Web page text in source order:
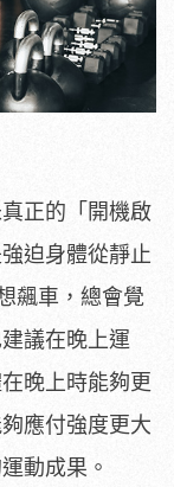
正的「開機啟
迫身體從靜止
飆車，總會覺
議在晚上運
晚上時能夠更
應付強度更大
動成果。